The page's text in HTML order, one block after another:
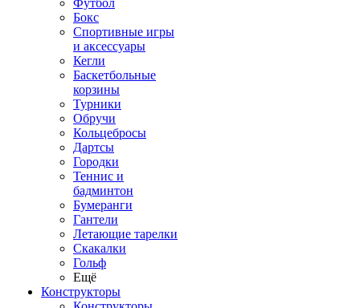
Футбол
Бокс
Спортивные игры
и аксессуары
Кегли
Баскетбольные
корзины
Турники
Обручи
Кольцебросы
Дартсы
Городки
Теннис и
бадминтон
Бумеранги
Гантели
Летающие тарелки
Скакалки
Гольф
Ещё
Конструкторы